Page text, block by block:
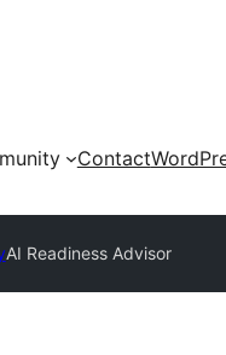
Contact
AI Readiness Advisor